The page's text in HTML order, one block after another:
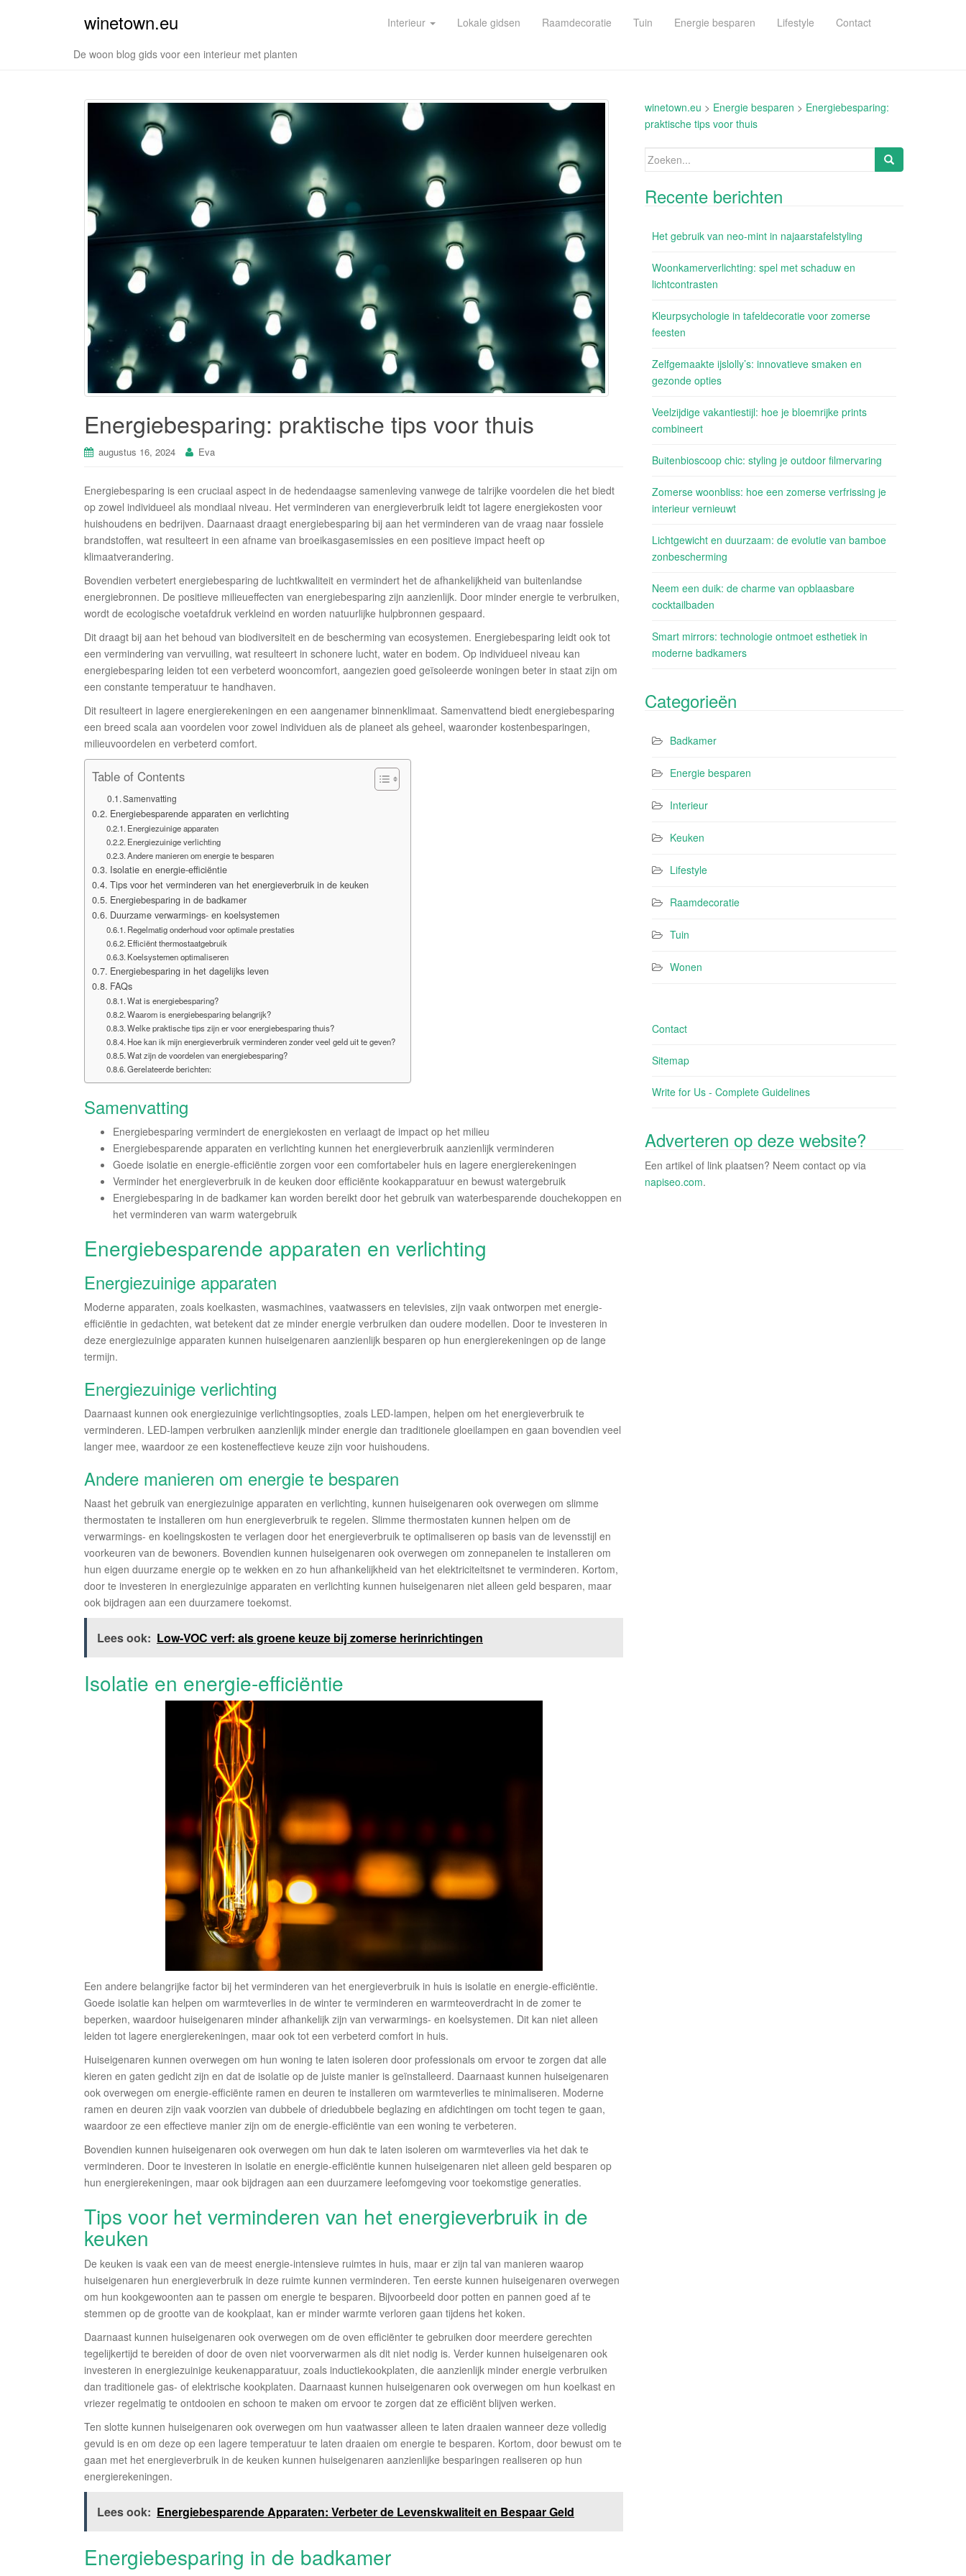
winetown.eu
De woon blog gids voor een interieur met planten
Interieur Lokale gidsen Raamdecoratie Tuin Energie besparen Lifestyle Contact
Energiebesparing: praktische tips voor thuis
augustus 16, 2024 Eva
Energiebesparing is een cruciaal aspect in de hedendaagse samenleving vanwege de talrijke voordelen die het biedt
op zowel individueel als mondiaal niveau. Het verminderen van energieverbruik leidt tot lagere energiekosten voor
huishoudens en bedrijven. Daarnaast draagt energiebesparing bij aan het verminderen van de vraag naar fossiele
brandstoffen, wat resulteert in een afname van broeikasgasemissies en een positieve impact heeft op
klimaatverandering.
Bovendien verbetert energiebesparing de luchtkwaliteit en vermindert het de afhankelijkheid van buitenlandse
energiebronnen. De positieve milieueffecten van energiebesparing zijn aanzienlijk. Door minder energie te verbruiken,
wordt de ecologische voetafdruk verkleind en worden natuurlijke hulpbronnen gespaard.
Dit draagt bij aan het behoud van biodiversiteit en de bescherming van ecosystemen. Energiebesparing leidt ook tot
een vermindering van vervuiling, wat resulteert in schonere lucht, water en bodem. Op individueel niveau kan
energiebesparing leiden tot een verbeterd wooncomfort, aangezien goed geïsoleerde woningen beter in staat zijn om
een constante temperatuur te handhaven.
Dit resulteert in lagere energierekeningen en een aangenamer binnenklimaat. Samenvattend biedt energiebesparing
een breed scala aan voordelen voor zowel individuen als de planeet als geheel, waaronder kostenbesparingen,
milieuvoordelen en verbeterd comfort.
Table of Contents
Samenvatting
Energiebesparende apparaten en verlichting
Energiezuinige apparaten
Energiezuinige verlichting
Andere manieren om energie te besparen
Isolatie en energie-efficiëntie
Tips voor het verminderen van het energieverbruik in de keuken
Energiebesparing in de badkamer
Duurzame verwarmings- en koelsystemen
Regelmatig onderhoud voor optimale prestaties
Efficiënt thermostaatgebruik
Koelsystemen optimaliseren
Energiebesparing in het dagelijks leven
FAQs
Wat is energiebesparing?
Waarom is energiebesparing belangrijk?
Welke praktische tips zijn er voor energiebesparing thuis?
Hoe kan ik mijn energieverbruik verminderen zonder veel geld uit te geven?
Wat zijn de voordelen van energiebesparing?
Gerelateerde berichten:
Samenvatting
Energiebesparing vermindert de energiekosten en verlaagt de impact op het milieu
Energiebesparende apparaten en verlichting kunnen het energieverbruik aanzienlijk verminderen
Goede isolatie en energie-efficiëntie zorgen voor een comfortabeler huis en lagere energierekeningen
Verminder het energieverbruik in de keuken door efficiënte kookapparatuur en bewust watergebruik
Energiebesparing in de badkamer kan worden bereikt door het gebruik van waterbesparende douchekoppen en
het verminderen van warm watergebruik
Energiebesparende apparaten en verlichting
Energiezuinige apparaten
Moderne apparaten, zoals koelkasten, wasmachines, vaatwassers en televisies, zijn vaak ontworpen met energie-
efficiëntie in gedachten, wat betekent dat ze minder energie verbruiken dan oudere modellen. Door te investeren in
deze energiezuinige apparaten kunnen huiseigenaren aanzienlijk besparen op hun energierekeningen op de lange
termijn.
Energiezuinige verlichting
Daarnaast kunnen ook energiezuinige verlichtingsopties, zoals LED-lampen, helpen om het energieverbruik te
verminderen. LED-lampen verbruiken aanzienlijk minder energie dan traditionele gloeilampen en gaan bovendien veel
langer mee, waardoor ze een kosteneffectieve keuze zijn voor huishoudens.
Andere manieren om energie te besparen
Naast het gebruik van energiezuinige apparaten en verlichting, kunnen huiseigenaren ook overwegen om slimme
thermostaten te installeren om hun energieverbruik te regelen. Slimme thermostaten kunnen helpen om de
verwarmings- en koelingskosten te verlagen door het energieverbruik te optimaliseren op basis van de levensstijl en
voorkeuren van de bewoners. Bovendien kunnen huiseigenaren ook overwegen om zonnepanelen te installeren om
hun eigen duurzame energie op te wekken en zo hun afhankelijkheid van het elektriciteitsnet te verminderen. Kortom,
door te investeren in energiezuinige apparaten en verlichting kunnen huiseigenaren niet alleen geld besparen, maar
ook bijdragen aan een duurzamere toekomst.
Lees ook: Low-VOC verf: als groene keuze bij zomerse herinrichtingen
Isolatie en energie-efficiëntie
Een andere belangrijke factor bij het verminderen van het energieverbruik in huis is isolatie en energie-efficiëntie.
Goede isolatie kan helpen om warmteverlies in de winter te verminderen en warmteoverdracht in de zomer te
beperken, waardoor huiseigenaren minder afhankelijk zijn van verwarmings- en koelsystemen. Dit kan niet alleen
leiden tot lagere energierekeningen, maar ook tot een verbeterd comfort in huis.
Huiseigenaren kunnen overwegen om hun woning te laten isoleren door professionals om ervoor te zorgen dat alle
kieren en gaten gedicht zijn en dat de isolatie op de juiste manier is geïnstalleerd. Daarnaast kunnen huiseigenaren
ook overwegen om energie-efficiënte ramen en deuren te installeren om warmteverlies te minimaliseren. Moderne
ramen en deuren zijn vaak voorzien van dubbele of driedubbele beglazing en afdichtingen om tocht tegen te gaan,
waardoor ze een effectieve manier zijn om de energie-efficiëntie van een woning te verbeteren.
Bovendien kunnen huiseigenaren ook overwegen om hun dak te laten isoleren om warmteverlies via het dak te
verminderen. Door te investeren in isolatie en energie-efficiëntie kunnen huiseigenaren niet alleen geld besparen op
hun energierekeningen, maar ook bijdragen aan een duurzamere leefomgeving voor toekomstige generaties.
Tips voor het verminderen van het energieverbruik in de
keuken
De keuken is vaak een van de meest energie-intensieve ruimtes in huis, maar er zijn tal van manieren waarop
huiseigenaren hun energieverbruik in deze ruimte kunnen verminderen. Ten eerste kunnen huiseigenaren overwegen
om hun kookgewoonten aan te passen om energie te besparen. Bijvoorbeeld door potten en pannen goed af te
stemmen op de grootte van de kookplaat, kan er minder warmte verloren gaan tijdens het koken.
Daarnaast kunnen huiseigenaren ook overwegen om de oven efficiënter te gebruiken door meerdere gerechten
tegelijkertijd te bereiden of door de oven niet voorverwarmen als dit niet nodig is. Verder kunnen huiseigenaren ook
investeren in energiezuinige keukenapparatuur, zoals inductiekookplaten, die aanzienlijk minder energie verbruiken
dan traditionele gas- of elektrische kookplaten. Daarnaast kunnen huiseigenaren ook overwegen om hun koelkast en
vriezer regelmatig te ontdooien en schoon te maken om ervoor te zorgen dat ze efficiënt blijven werken.
Ten slotte kunnen huiseigenaren ook overwegen om hun vaatwasser alleen te laten draaien wanneer deze volledig
gevuld is en om deze op een lagere temperatuur te laten draaien om energie te besparen. Kortom, door bewust om te
gaan met het energieverbruik in de keuken kunnen huiseigenaren aanzienlijke besparingen realiseren op hun
energierekeningen.
Lees ook: Energiebesparende Apparaten: Verbeter de Levenskwaliteit en Bespaar Geld
Energiebesparing in de badkamer
winetown.eu > Energie besparen > Energiebesparing:
praktische tips voor thuis
Zoeken
Recente berichten
Het gebruik van neo-mint in najaarstafelstyling
Woonkamerverlichting: spel met schaduw en
lichtcontrasten
Kleurpsychologie in tafeldecoratie voor zomerse
feesten
Zelfgemaakte ijslolly’s: innovatieve smaken en
gezonde opties
Veelzijdige vakantiestijl: hoe je bloemrijke prints
combineert
Buitenbioscoop chic: styling je outdoor filmervaring
Zomerse woonbliss: hoe een zomerse verfrissing je
interieur vernieuwt
Lichtgewicht en duurzaam: de evolutie van bamboe
zonbescherming
Neem een duik: de charme van opblaasbare
cocktailbaden
Smart mirrors: technologie ontmoet esthetiek in
moderne badkamers
Categorieën
Badkamer
Energie besparen
Interieur
Keuken
Lifestyle
Raamdecoratie
Tuin
Wonen
Contact
Sitemap
Write for Us - Complete Guidelines
Adverteren op deze website?
Een artikel of link plaatsen? Neem contact op via
napiseo.com.